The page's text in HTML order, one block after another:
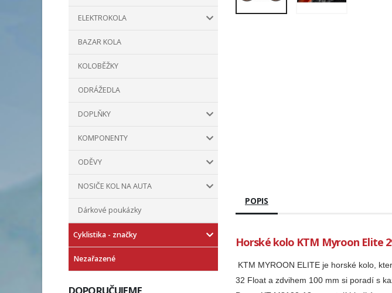
ELEKTROKOLA
BAZAR KOLA
KOLOBĚŽKY
ODRÁŽEDLA
DOPLŇKY
KOMPONENTY
ODĚVY
NOSIČE KOL NA AUTA
Dárkové poukázky
Cyklistika - značky
Nezařazené
POPIS
Horské kolo KTM Myroon Elite
KTM MYROON ELITE je horské kolo,
32 Float a zdvihem 100 mm si poradí s